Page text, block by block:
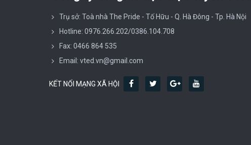
Trụ sở: Toà nhà The Pride - Tố Hữu - Q. Hà Đông - Tp. Hà Nội
Hotline: 0976.266.202/0386.104.708
Fax: 0466 864 535
Email: vted.vn@gmail.com
KẾT NỐI MẠNG XÃ HỘI